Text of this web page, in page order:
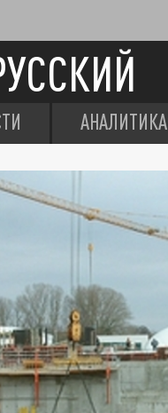
АНАЛИТИКА